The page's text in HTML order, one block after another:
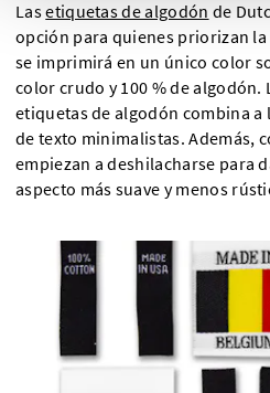
Lasetiquetas de algodón de
opción para quienes priorizan
se imprimirá en un único color
color crudo y 100 % de algodón.
etiquetas de algodón combina a
de texto minimalistas. Además,
empiezan a deshilacharse para
aspecto más suave y menos